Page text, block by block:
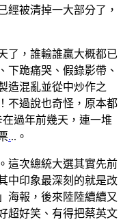
經被清掉一大部分了，
了，誰輸誰贏大概都已
下跪痛哭、假錄影帶、
造混亂並從中炒作之
不過說也奇怪，原本都
過年前幾天，連一堆
...。
這次總統大選其實先前
中印象最深刻的就是改
海報，後來陸陸續續又
超好笑、有得把蔡英文